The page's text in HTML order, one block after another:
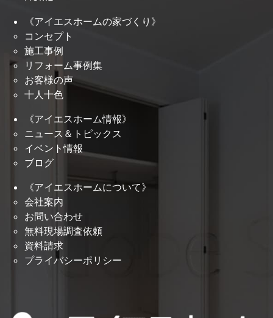
《アイエスホームの家づくり》
コンセプト
施工事例
リフォーム事例集
お客様の声
十人十色
《アイエスホーム情報》
ニュース＆トピックス
イベント情報
ブログ
《アイエスホームについて》
会社案内
お問い合わせ
無料現場調査依頼
資料請求
プライバシーポリシー